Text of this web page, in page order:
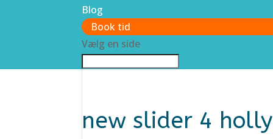
Blog
Book tid
Vælg en side
new slider 4